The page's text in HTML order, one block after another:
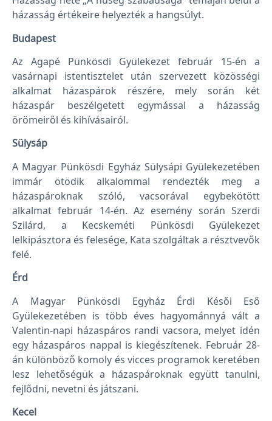
házasság értékeire helyezték a hangsúlyt.
Budapest
Az Agapé Pünkösdi Gyülekezet február 15-én a
vasárnapi istentisztelet után szervezett közösségi
alkalmat házaspárok részére, mely során két
házaspár beszélgetett egymással a házasság
örömeiről és kihívásairól.
Sülysáp
A Magyar Pünkösdi Egyház Sülysápi Gyülekezetében
immár ötödik alkalommal rendezték meg a
házaspároknak szóló, vacsorával egybekötött
alkalmat február 14-én. Az esemény során Szerdi
Szilárd, a Kecskeméti Pünkösdi Gyülekezet
lelkipásztora és felesége, Kata szolgáltak a résztvevők
felé.
Érd
A Magyar Pünkösdi Egyház Érdi Késői Eső
Gyülekezetében is több éves hagyománnyá vált a
Valentin-napi házaspáros randi vacsora, melyet idén
egy házaspáros nappal is kiegészítenek. Február 28-
án különböző komoly és vicces programok keretében
lesz lehetőségük a házaspároknak együtt tanulni,
fejlődni, nevetni és játszani.
Kecel